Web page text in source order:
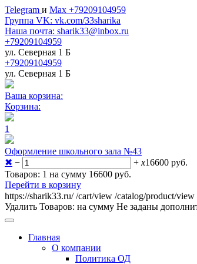
Telegram и Max +79209104959
Группа VK: vk.com/33sharika
Наша почта: sharik33@inbox.ru
+79209104959
ул. Северная 1 Б
+79209104959
ул. Северная 1 Б
Ваша корзина:
Корзина:
1
Оформление школьного зала №43
✖ − + x16600 руб.
Товаров: 1 на сумму 16600 руб.
Перейти в корзину
https://sharik33.ru/ /cart/view /catalog/product/view
Удалить Товаров: на сумму Не заданы
Главная
О компании
Политика ОД